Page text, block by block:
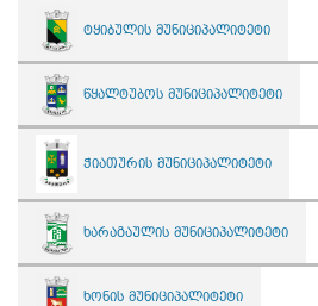
ტყიბულის მუნიციპალიტეტი
წყალტუბოს მუნიციპალიტეტი
ჭიათურის მუნიციპალიტეტი
ხარაგაულის მუნიციპალიტეტი
ხონის მუნიციპალიტეტი